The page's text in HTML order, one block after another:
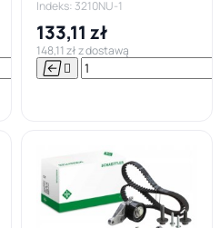


95-02
Indeks: 3210NU-1
133,11 zł
148,11 zł z dostawą
 